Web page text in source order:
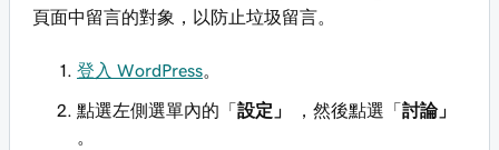
頁面中留言的對象，以防止垃圾留言。
登入 WordPress
點選左側選單內的「 設定」 ，然後點選「 討論」